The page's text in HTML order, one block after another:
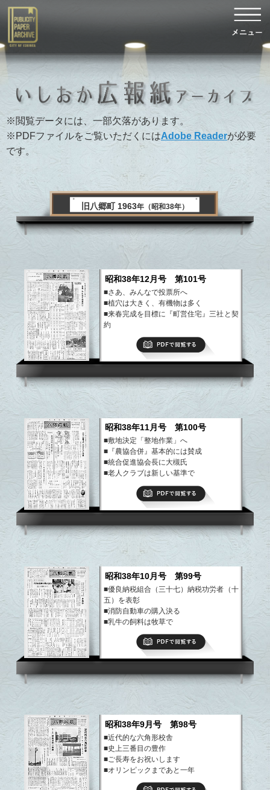
※閲覧データには、一部欠落があります。
※PDFファイルをご覧いただくにはAdobe Readerが必要
です。
旧八郷町 1963年（昭和38年）
昭和38年12月号 第101号
■さあ、みんなで投票所へ
■植穴は大きく、有機物は多く
■来春完成を目標に『町営住宅』三社と契
約
■町ぐるみの公明選挙に第一歩
PDFで閲覧する
昭和38年11月号 第100号
■敷地決定「整地作業」へ
■『農協合併』基本的には賛成
■統合促進協会長に大槻氏
■老人クラブは新しい基準で
昭和38年10月号 第99号
■優良納税組合（三十七）納税功労者（十
五）を表彰
■消防自動車の購入決る
■乳牛の飼料は牧草で
■第8回赤ちゃんコンクール町代表に
■問題解決は『話し合い』で
昭和38年9月号 第98号
■近代的な六角形校舎
■史上三番目の豊作
■ご長寿をお祝いします
■オリンピックまであと一年